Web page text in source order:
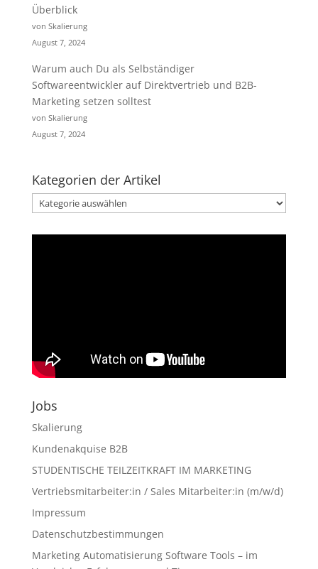
Überblick
von Skalierung
August 7, 2024
Warum auch Du als Selbständiger
Softwareentwickler auf Direktvertrieb und B2B-
Marketing setzen solltest
von Skalierung
August 7, 2024
Kategorien der Artikel
Kategorien
der
Artikel
Jobs
Skalierung
Kundenakquise B2B
STUDENTISCHE TEILZEITKRAFT IM MARKETING
Vertriebsmitarbeiter:in / Sales Mitarbeiter:in (m/w/d)
Impressum
Datenschutzbestimmungen
Marketing Automatisierung Software Tools – im